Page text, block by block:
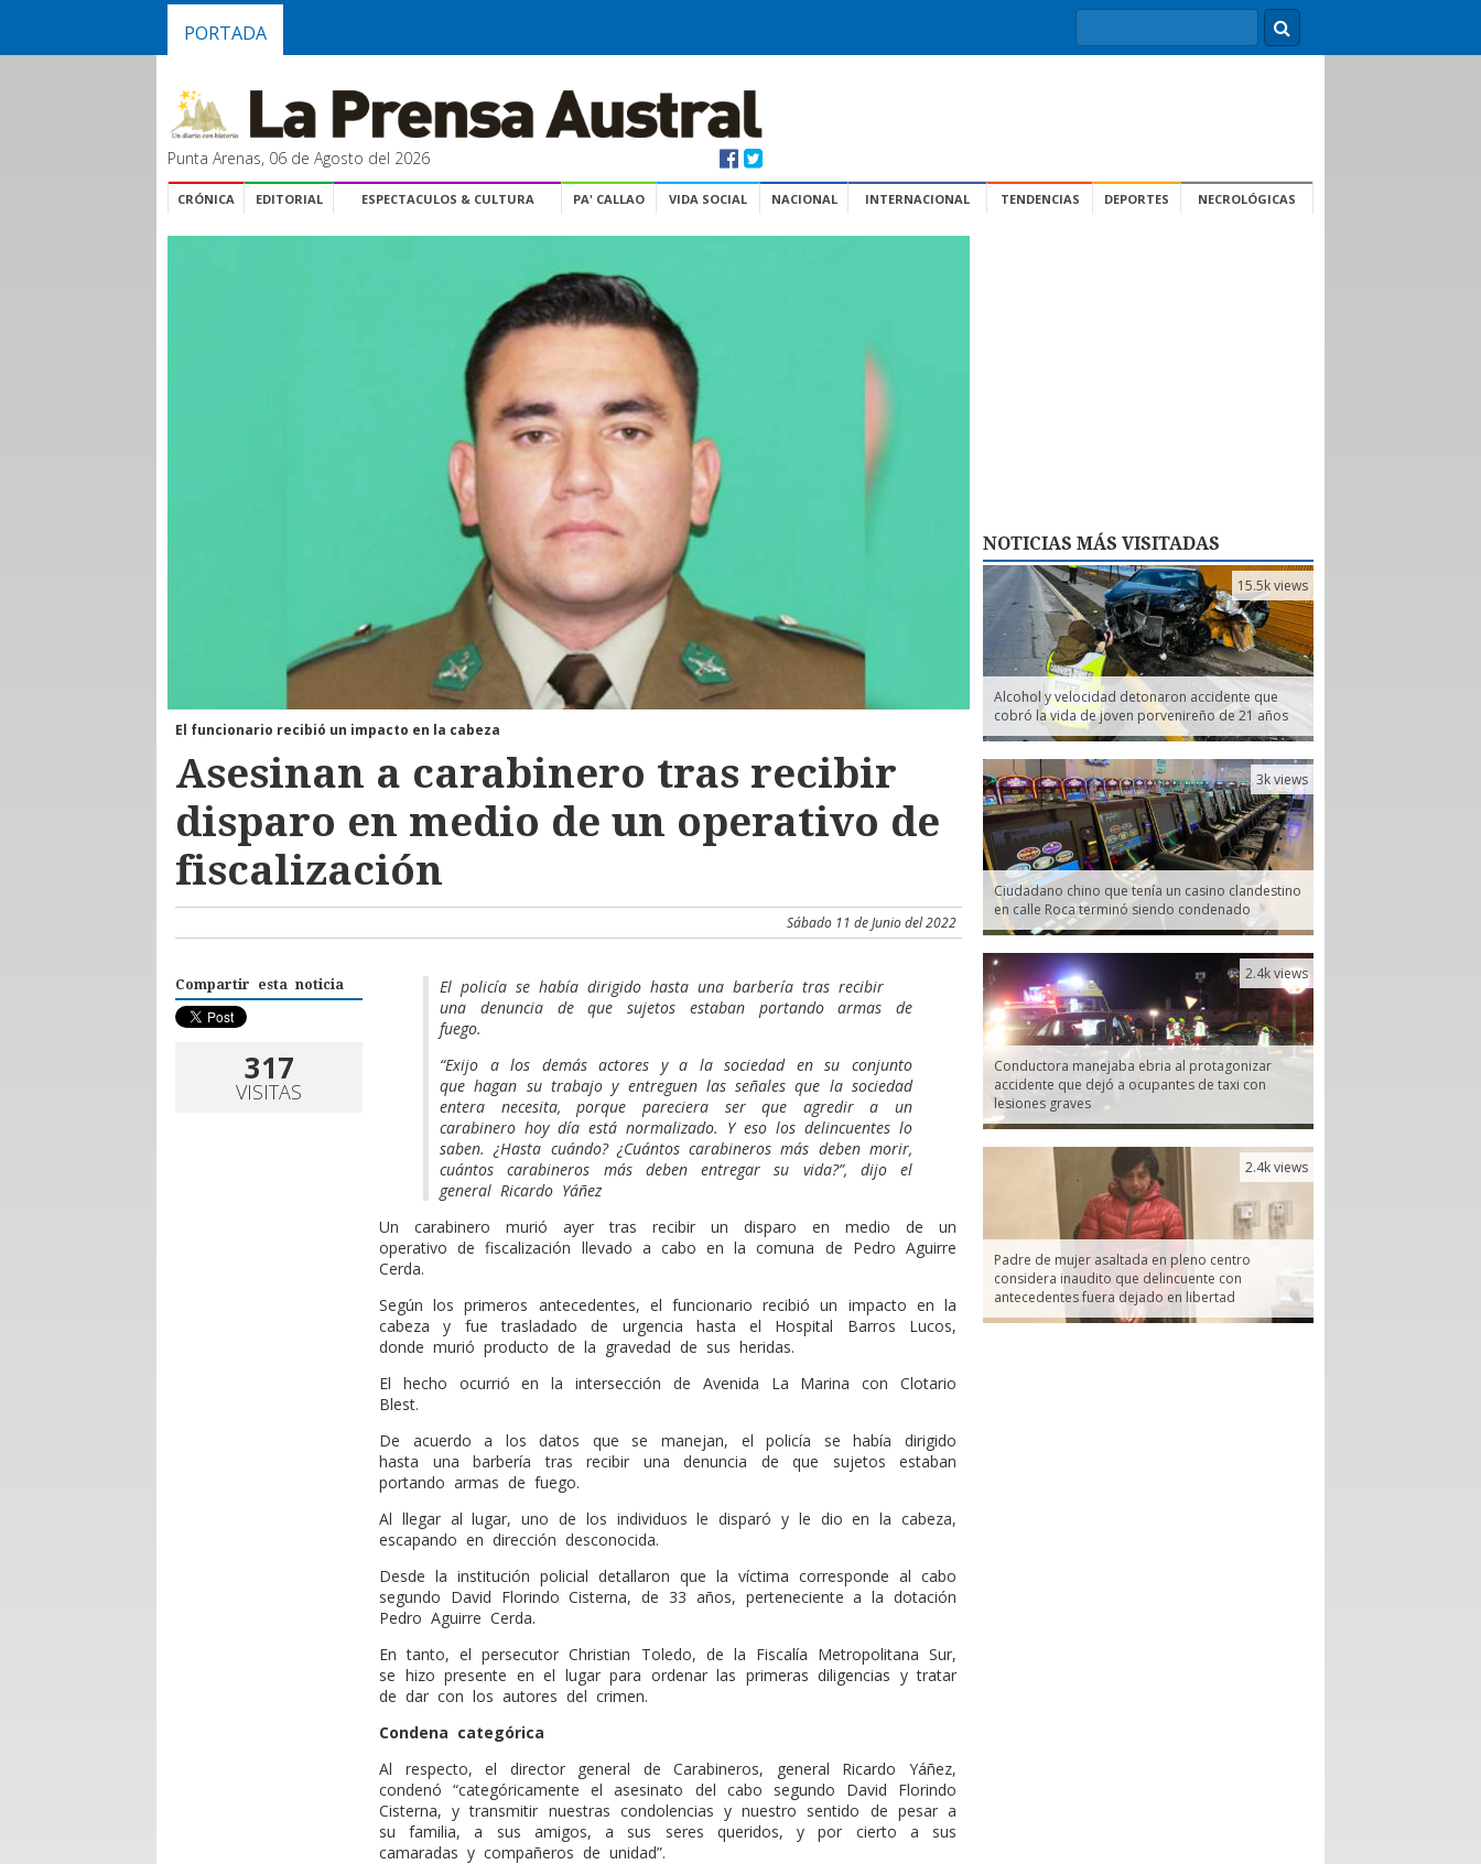
PORTADA
Punta Arenas, 06 de Agosto del 2026
CRÓNICA EDITORIAL ESPECTACULOS & CULTURA PA' CALLAO VIDA SOCIAL NACIONAL INTERNACIONAL TENDENCIAS DEPORTES NECROLÓGICAS
El funcionario recibió un impacto en la cabeza
Asesinan a carabinero tras recibir
disparo en medio de un operativo de
fiscalización
Sábado 11 de Junio del 2022
Compartir esta noticia
317
VISITAS
El policía se había dirigido hasta una barbería tras recibir
una denuncia de que sujetos estaban portando armas de
fuego.
“Exijo a los demás actores y a la sociedad en su conjunto
que hagan su trabajo y entreguen las señales que la sociedad
entera necesita, porque pareciera ser que agredir a un
carabinero hoy día está normalizado. Y eso los delincuentes lo
saben. ¿Hasta cuándo? ¿Cuántos carabineros más deben morir,
cuántos carabineros más deben entregar su vida?”, dijo el
general Ricardo Yáñez
Un carabinero murió ayer tras recibir un disparo en medio de un
operativo de fiscalización llevado a cabo en la comuna de Pedro Aguirre
Cerda.
Según los primeros antecedentes, el funcionario recibió un impacto en la
cabeza y fue trasladado de urgencia hasta el Hospital Barros Lucos,
donde murió producto de la gravedad de sus heridas.
El hecho ocurrió en la intersección de Avenida La Marina con Clotario
Blest.
De acuerdo a los datos que se manejan, el policía se había dirigido
hasta una barbería tras recibir una denuncia de que sujetos estaban
portando armas de fuego.
Al llegar al lugar, uno de los individuos le disparó y le dio en la cabeza,
escapando en dirección desconocida.
Desde la institución policial detallaron que la víctima corresponde al cabo
segundo David Florindo Cisterna, de 33 años, perteneciente a la dotación
Pedro Aguirre Cerda.
En tanto, el persecutor Christian Toledo, de la Fiscalía Metropolitana Sur,
se hizo presente en el lugar para ordenar las primeras diligencias y tratar
de dar con los autores del crimen.
Condena categórica
Al respecto, el director general de Carabineros, general Ricardo Yáñez,
condenó “categóricamente el asesinato del cabo segundo David Florindo
Cisterna, y transmitir nuestras condolencias y nuestro sentido de pesar a
su familia, a sus amigos, a sus seres queridos, y por cierto a sus
camaradas y compañeros de unidad”.
NOTICIAS MÁS VISITADAS
Alcohol y velocidad detonaron accidente que
cobró la vida de joven porvenireño de 21 años
15.5k views
Ciudadano chino que tenía un casino clandestino
en calle Roca terminó siendo condenado
3k views
Conductora manejaba ebria al protagonizar
accidente que dejó a ocupantes de taxi con
lesiones graves
2.4k views
Padre de mujer asaltada en pleno centro
considera inaudito que delincuente con
antecedentes fuera dejado en libertad
2.4k views